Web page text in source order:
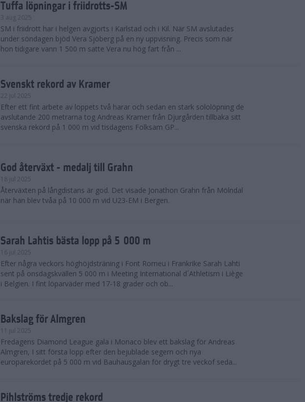
Tuffa löpningar i friidrotts-SM
3 aug 2025
SM i friidrott har i helgen avgjorts i Karlstad och i Kil. När SM avslutades
under söndagen bjöd Vera Sjöberg på en ny uppvisning. Precis som när
hon tidigare vann 1 500 m satte Vera nu hög fart från ...
Svenskt rekord av Kramer
22 jul 2025
Efter ett fint arbete av loppets två harar och sedan en stark sololöpning de
avslutande 200 metrarna tog Andreas Kramer från Djurgården tillbaka sitt
svenska rekord på 1 000 m vid tisdagens Folksam GP...
God återväxt - medalj till Grahn
18 jul 2025
Återväxten på långdistans är god. Det visade Jonathon Grahn från Mölndal
när han blev tvåa på 10 000 m vid U23-EM i Bergen.
Sarah Lahtis bästa lopp på 5 000 m
16 jul 2025
Efter några veckors höghöjdsträning i Font Romeu i Frankrike Sarah Lahti
sent på onsdagskvällen 5 000 m i Meeting International d´Athletism i Liège
i Belgien. I fint löparväder med 17-18 grader och ob...
Bakslag för Almgren
11 jul 2025
Fredagens Diamond League gala i Monaco blev ett bakslag för Andreas
Almgren, I sitt första lopp efter den bejublade segern och nya
europarekordet på 5 000 m vid Bauhausgalan för drygt tre veckof seda...
Pihlströms tredje rekord